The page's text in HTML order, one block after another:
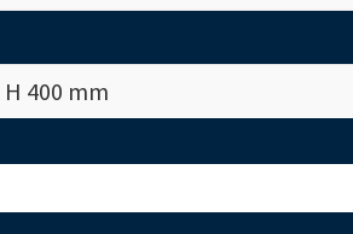
H 400 mm